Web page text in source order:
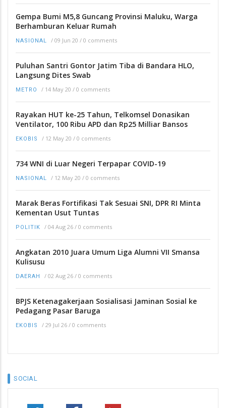
Gempa Bumi M5,8 Guncang Provinsi Maluku, Warga
Berhamburan Keluar Rumah
NASIONAL / 09 Jun 20 / 0 comments
Puluhan Santri Gontor Jatim Tiba di Bandara HLO,
Langsung Dites Swab
METRO / 14 May 20 / 0 comments
Rayakan HUT ke-25 Tahun, Telkomsel Donasikan
Ventilator, 100 Ribu APD dan Rp25 Milliar Bansos
EKOBIS / 12 May 20 / 0 comments
734 WNI di Luar Negeri Terpapar COVID-19
NASIONAL / 12 May 20 / 0 comments
Marak Beras Fortifikasi Tak Sesuai SNI, DPR RI Minta
Kementan Usut Tuntas
POLITIK / 04 Aug 26 / 0 comments
Angkatan 2010 Juara Umum Liga Alumni VII Smansa
Kulisusu
DAERAH / 02 Aug 26 / 0 comments
BPJS Ketenagakerjaan Sosialisasi Jaminan Sosial ke
Pedagang Pasar Baruga
EKOBIS / 29 Jul 26 / 0 comments
SOCIAL